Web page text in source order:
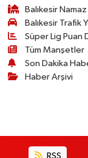
Balıkesir
Balıkesir Trafik
Süper Lig Puan
Tüm Manşetler
Son Dakika
Haber Arşivi
RSS